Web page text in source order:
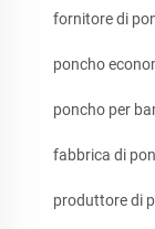
fornitore di
poncho
poncho per
fabbrica di
produttore di